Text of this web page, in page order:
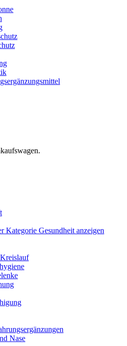
Kategorie Gesundheit anzeigen
Nase